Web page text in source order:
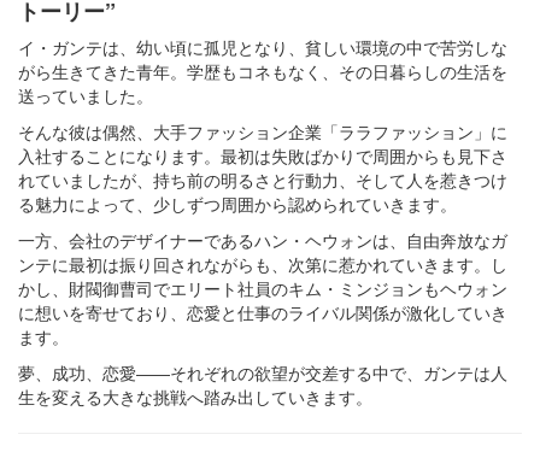
トーリー”
イ・ガンテは、幼い頃に孤児となり、貧しい環境の中で苦労しな
がら生きてきた青年。学歴もコネもなく、その日暮らしの生活を
送っていました。
そんな彼は偶然、大手ファッション企業「ララファッション」に
入社することになります。最初は失敗ばかりで周囲からも見下さ
れていましたが、持ち前の明るさと行動力、そして人を惹きつけ
る魅力によって、少しずつ周囲から認められていきます。
一方、会社のデザイナーであるハン・ヘウォンは、自由奔放なガ
ンテに最初は振り回されながらも、次第に惹かれていきます。し
かし、財閥御曹司でエリート社員のキム・ミンジョンもヘウォン
に想いを寄せており、恋愛と仕事のライバル関係が激化していき
ます。
夢、成功、恋愛――それぞれの欲望が交差する中で、ガンテは人
生を変える大きな挑戦へ踏み出していきます。